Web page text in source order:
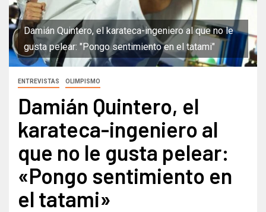
Damián Quintero, el karateca-ingeniero al que no le
gusta pelear: "Pongo sentimiento en el tatami"
ENTREVISTAS OLIMPISMO
Damián Quintero, el
karateca-ingeniero al
que no le gusta pelear:
«Pongo sentimiento en
el tatami»